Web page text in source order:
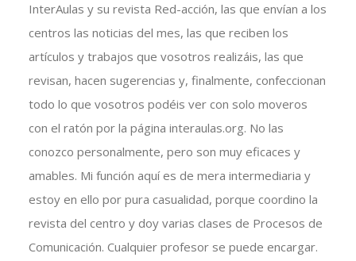
InterAulas y su revista Red-acción, las que envían a los
centros las noticias del mes, las que reciben los
artículos y trabajos que vosotros realizáis, las que
revisan, hacen sugerencias y, finalmente, confeccionan
todo lo que vosotros podéis ver con solo moveros
con el ratón por la página interaulas.org. No las
conozco personalmente, pero son muy eficaces y
amables. Mi función aquí es de mera intermediaria y
estoy en ello por pura casualidad, porque coordino la
revista del centro y doy varias clases de Procesos de
Comunicación. Cualquier profesor se puede encargar.